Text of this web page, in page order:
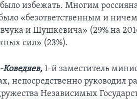
избежать. Многим
«безответственным и
и Шушкевича» (29% на
сил» (23%).
1-й заместитель
непосредственно руководил
Независимых